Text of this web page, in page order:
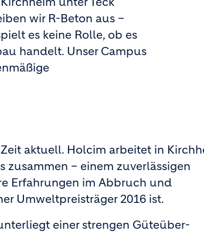
wir R­-Beton aus –
es keine Rolle, ob es
handelt. Unser Campus
aktuell. Holcim arbeitet in
zusammen – einem zuverlässigen
Erfahrungen im Abbruch und
Umweltpreisträger 2016 ist.
einer strengen Güteüber­